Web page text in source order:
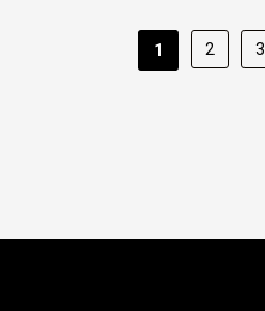
1 2 3